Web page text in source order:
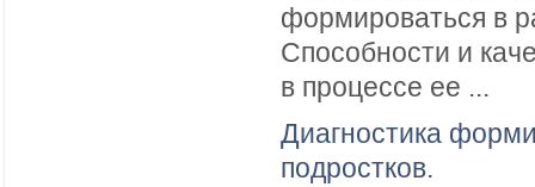
формироваться в
Способности и
в процессе ее ...
Диагностика
подростков.